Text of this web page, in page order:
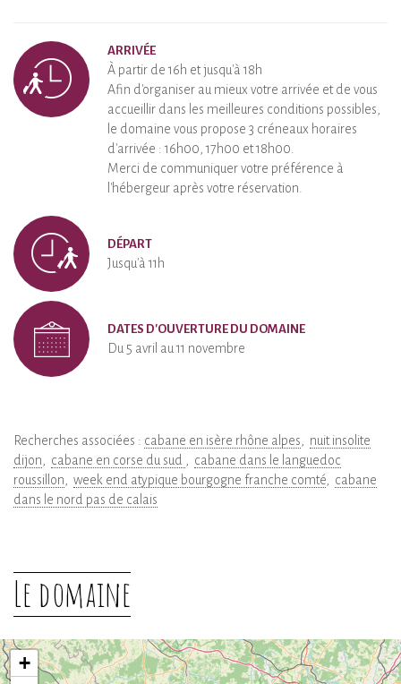
ARRIVÉE
À partir de 16h et jusqu'à 18h
Afin d'organiser au mieux votre arrivée et de vous
accueillir dans les meilleures conditions possibles,
le domaine vous propose 3 créneaux horaires
d'arrivée : 16h00, 17h00 et 18h00.
Merci de communiquer votre préférence à
l'hébergeur après votre réservation.
DÉPART
Jusqu'à 11h
DATES D'OUVERTURE DU DOMAINE
Du 5 avril au 11 novembre
Recherches associées : cabane en isère rhône alpes
nuit insolite
dijon
cabane en corse du sud
cabane dans le languedoc
roussillon
week end atypique bourgogne franche comté
cabane
dans le nord pas de calais
Le domaine
+